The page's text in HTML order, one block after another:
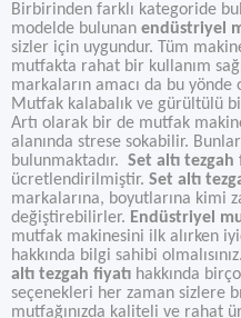
Birbirinden farklı kategoride
modelde bulunan endüstriyel
sizler için uygundur. Tüm
mutfakta rahat bir kullanım
markaların amacı da bu
Mutfak kalabalık ve gürültülü
Artı olarak bir de mutfak
alanında strese sokabilir.
bulunmaktadır. Set altı tezgah
ücretlendirilmiştir. Set altı
markalarına, boyutlarına kimi
değiştirebilirler. Endüstriyel
mutfak makinesini ilk alırken
hakkında bilgi sahibi
altı tezgah fiyatı hakkında
seçenekleri her zaman sizlere
mutfağınızda kaliteli ve rahat